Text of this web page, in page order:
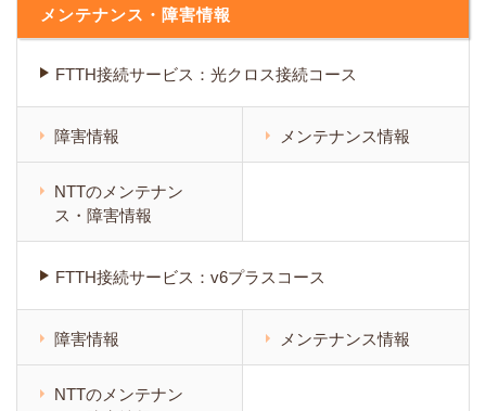
メンテナンス・障害情報
FTTH接続サービス：光クロス接続コース
障害情報 メンテナンス情報
NTTのメンテナン
ス・障害情報
FTTH接続サービス：v6プラスコース
障害情報 メンテナンス情報
NTTのメンテナン